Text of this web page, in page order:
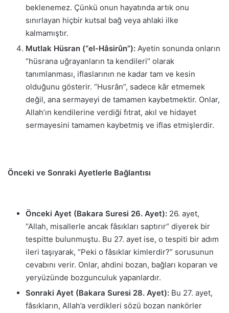
beklenemez. Çünkü onun hayatında artık onu
sınırlayan hiçbir kutsal bağ veya ahlaki ilke
kalmamıştır.
Mutlak Hüsran (“el-Hâsirûn”): Ayetin sonunda onların
“hüsrana uğrayanların ta kendileri” olarak
tanımlanması, iflaslarının ne kadar tam ve kesin
olduğunu gösterir. “Husrân”, sadece kâr etmemek
değil, ana sermayeyi de tamamen kaybetmektir. Onlar,
Allah’ın kendilerine verdiği fıtrat, akıl ve hidayet
sermayesini tamamen kaybetmiş ve iflas etmişlerdir.
Önceki ve Sonraki Ayetlerle Bağlantısı
Önceki Ayet (Bakara Suresi 26. Ayet): 26. ayet,
“Allah, misallerle ancak fâsıkları saptırır” diyerek bir
tespitte bulunmuştu. Bu 27. ayet ise, o tespiti bir adım
ileri taşıyarak, “Peki o fâsıklar kimlerdir?” sorusunun
cevabını verir. Onlar, ahdini bozan, bağları koparan ve
yeryüzünde bozgunculuk yapanlardır.
Sonraki Ayet (Bakara Suresi 28. Ayet): Bu 27. ayet,
fâsıkların, Allah’a verdikleri sözü bozan nankörler